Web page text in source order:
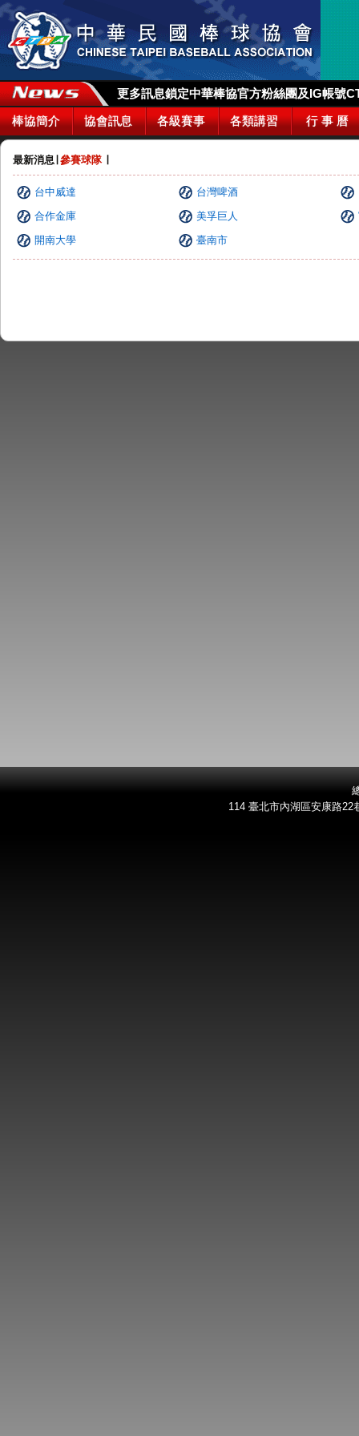
更多訊息鎖定中華棒協官方粉絲團及IG帳號
棒協簡介 協會訊息 各級賽事 各類講習 行 事 曆
最新消息 參賽球隊∣
台中威達 台灣啤酒
合作金庫
美孚巨人
開南大學
臺南市
114 臺北市內湖區安康路22